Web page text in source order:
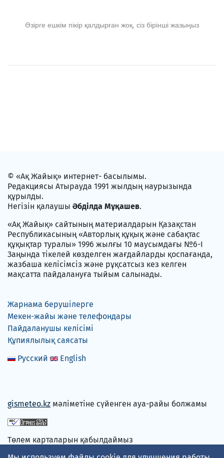
Әзірге ешкім пікір қалдырған жоқ, сіз бірінші жазыңыз
© «Ақ Жайық» интернет- басылымы.
Редакциясы Атырауда 1991 жылдың наурызында
құрылды.
Негізін қалаушы Әбділда Мұқашев.
«Ақ Жайық» сайтының материалдарын Қазақстан
Республикасының «Авторлық құқық және сабақтас
құқықтар туралы» 1996 жылғы 10 маусымдағы №6-I
Заңында тікелей көзделген жағдайларды қоспағанда,
жазбаша келісімсіз және рұқсатсыз кез келген
мақсатта пайдалануға тыйым салынады.
Жарнама берушілерге
Мекен-жайы және телефондары
Пайдаланушы келісімі
Құпиялылық саясаты
Русский
English
gismeteo.kz мәліметіне сүйенген ауа-райы болжамы
Төлем карталарын қабылдаймыз